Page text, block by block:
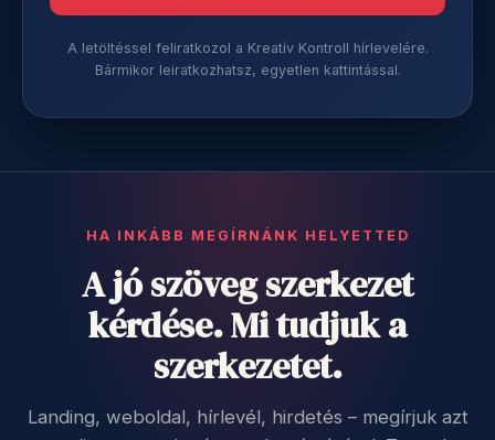
A letöltéssel feliratkozol a Kreatív Kontroll hírlevelére.
Bármikor leiratkozhatsz, egyetlen kattintással.
HA INKÁBB MEGÍRNÁNK HELYETTED
A jó szöveg szerkezet
kérdése. Mi tudjuk a
szerkezetet.
Landing, weboldal, hírlevél, hirdetés – megírjuk azt